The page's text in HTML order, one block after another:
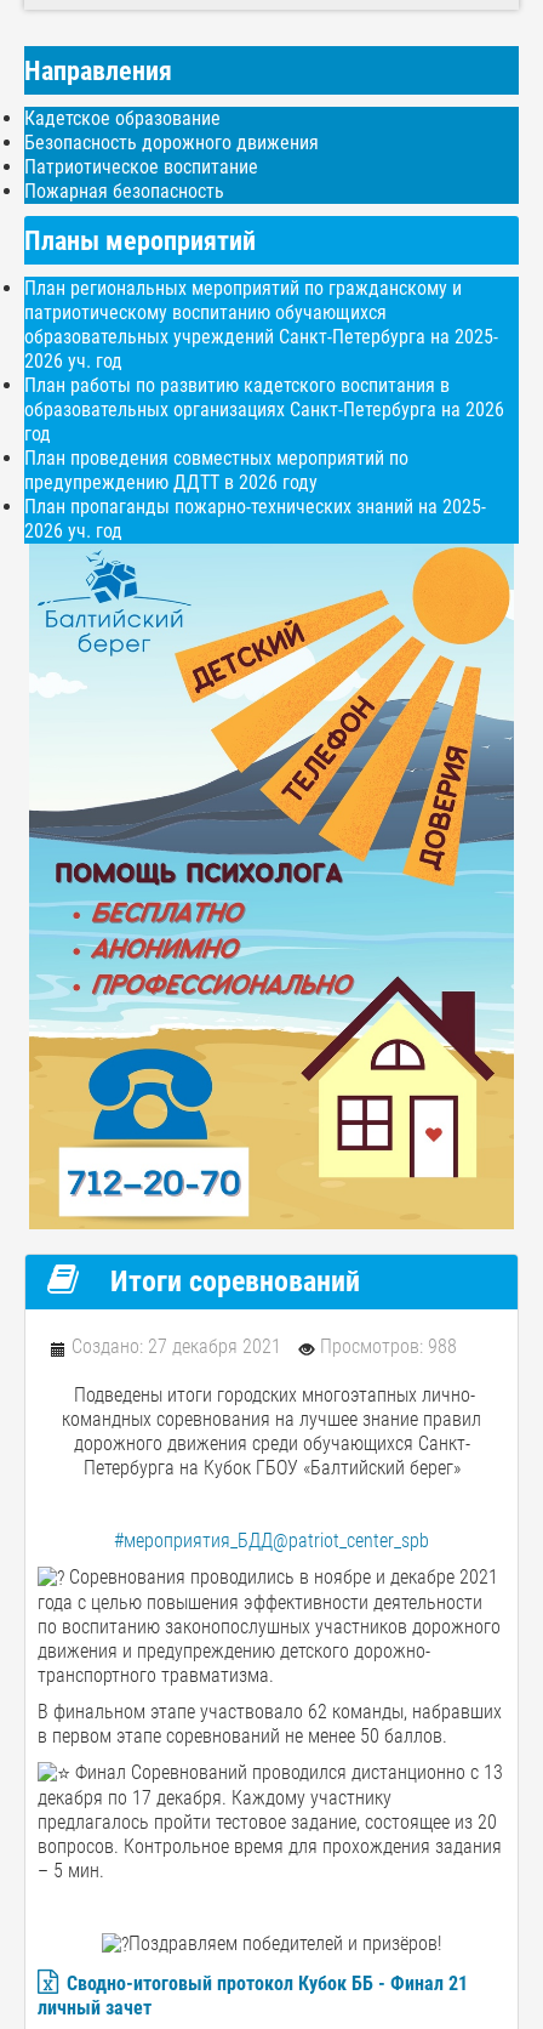
Направления
Кадетское образование
Безопасность дорожного движения
Патриотическое воспитание
Пожарная безопасность
Планы мероприятий
План региональных мероприятий по гражданскому и
патриотическому воспитанию обучающихся
образовательных учреждений Санкт-Петербурга на 2025-
2026 уч. год
План работы по развитию кадетского воспитания в
образовательных организациях Санкт-Петербурга на 2026
год
План проведения совместных мероприятий по
предупреждению ДДТТ в 2026 году
План пропаганды пожарно-технических знаний на 2025-
2026 уч. год
Итоги соревнований
Создано: 27 декабря 2021 Просмотров: 988
Подведены итоги городских многоэтапных лично-
командных соревнования на лучшее знание правил
дорожного движения среди обучающихся Санкт-
Петербурга на Кубок ГБОУ «Балтийский берег»
#мероприятия_БДД@patriot_center_spb
Соревнования проводились в ноябре и декабре 2021
года с целью повышения эффективности деятельности
по воспитанию законопослушных участников дорожного
движения и предупреждению детского дорожно-
транспортного травматизма.
В финальном этапе участвовало 62 команды, набравших
в первом этапе соревнований не менее 50 баллов.
Финал Соревнований проводился дистанционно с 13
декабря по 17 декабря. Каждому участнику
предлагалось пройти тестовое задание, состоящее из 20
вопросов. Контрольное время для прохождения задания
– 5 мин.
Поздравляем победителей и призёров!
Сводно-итоговый протокол Кубок ББ - Финал 21
личный зачет